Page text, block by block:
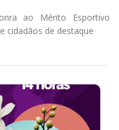
ao Mérito Esportivo
cidadãos de destaque